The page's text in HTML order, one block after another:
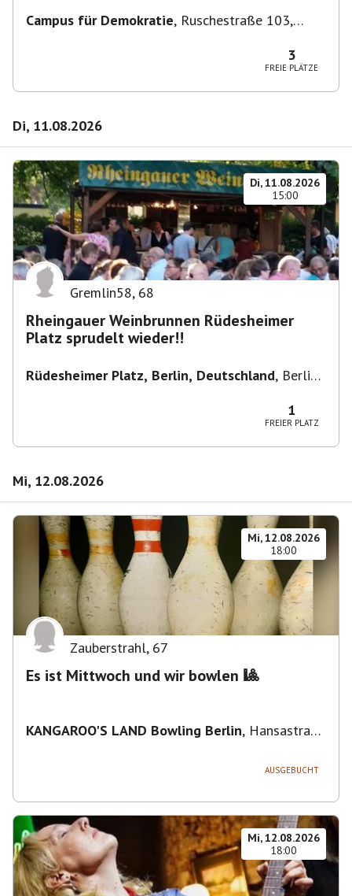
Campus für Demokratie, Ruschestraße 103,
3
FREIE PLÄTZE
Di, 11.08.2026
Di, 11.08.2026
15:00
Gremlin58, 68
Rheingauer Weinbrunnen Rüdesheimer
Platz sprudelt wieder!!
Rüdesheimer Platz, Berlin, Deutschland, Berlin-
1
FREIER PLATZ
Mi, 12.08.2026
Mi, 12.08.2026
18:00
Zauberstrahl, 67
Es ist Mittwoch und wir bowlen 🎱
KANGAROO'S LAND Bowling Berlin, Hansastraße
AUSGEBUCHT
Mi, 12.08.2026
18:00